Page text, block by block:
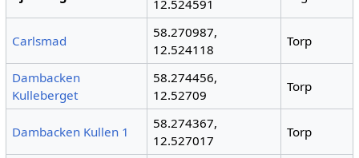
12.524591
Carlsmad
58.270987,
12.524118
Torp
Dambacken
Kulleberget
58.274456,
12.52709
Torp
Dambacken Kullen 1
58.274367,
12.527017
Torp